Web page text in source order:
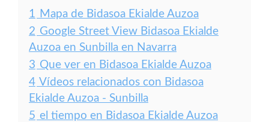
1 Mapa de Bidasoa Ekialde Auzoa
2 Google Street View Bidasoa Ekialde
Auzoa en Sunbilla en Navarra
3 Que ver en Bidasoa Ekialde Auzoa
4 Vídeos relacionados con Bidasoa
Ekialde Auzoa - Sunbilla
5 el tiempo en Bidasoa Ekialde Auzoa